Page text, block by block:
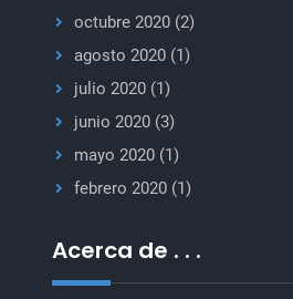
octubre 2020(2)
agosto 2020(1)
julio 2020(1)
junio 2020(3)
mayo 2020(1)
febrero 2020(1)
Acerca de . . .